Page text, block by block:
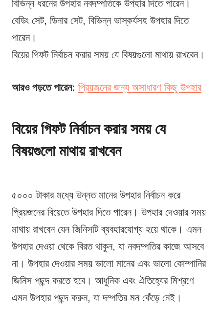
বিভিন্ন ধরনের উপহার নবদম্পতিকে উপহার দিতে পারেন।
বেডিং সেট, ডিনার সেট, বিভিন্ন ভাস্কর্যসহ উপহার দিতে
পারেন।
বিয়ের গিফট নির্বাচন করার সময় যে বিষয়গুলো মাথায় রাখবেন।
আরও পড়তে পারেন: প্রিয়জনের জন্য অসাধারণ কিছু উপহার
বিয়ের গিফট নির্বাচন করার সময় যে
বিষয়গুলো মাথায় রাখবেন
৫০০০ টাকার মধ্যে উন্নত মানের উপহার নির্বাচন করে
প্রিয়জনের বিয়েতে উপহার দিতে পারেন। উপহার দেওয়ার সময়
মাথায় রাখবেন যেন জিনিসটি ব্যবহারযোগ্য হয়ে থাকে। এমন
উপহার দেওয়া থেকে বিরত থাকুন, যা নবদম্পতির কাজে আসবে
না। উপহার দেওয়ার সময় ভালো মানের এবং ভালো কোম্পানির
জিনিস পছন্দ করতে হবে। আধুনিক এবং ঐতিহ্যের মিশ্রণে
এমন উপহার পছন্দ করুন, যা দম্পতির মন কেঁড়ে নেই।